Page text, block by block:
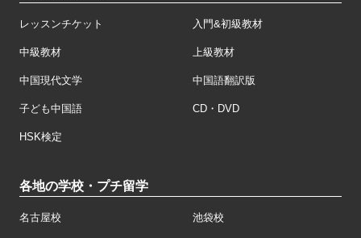
レッスンチケット 入門&初級教材
中級教材 上級教材
中国現代文学 中国語翻訳版
子ども中国語 CD・DVD
HSK検定
各地の学校・プチ留学
名古屋校 池袋校